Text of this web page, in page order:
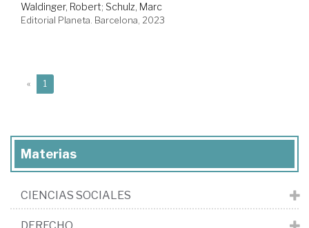
Waldinger, Robert; Schulz, Marc
Editorial Planeta. Barcelona, 2023
« 1
Materias
CIENCIAS SOCIALES